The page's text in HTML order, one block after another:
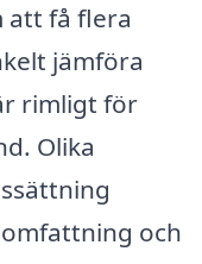
att få flera
jämföra
rimligt för
Olika
och